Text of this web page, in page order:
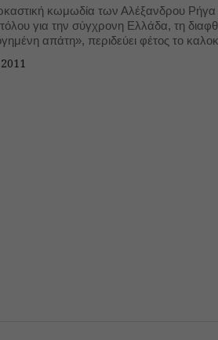
κωμωδία των Αλέξανδρου
για την σύγχρονη Ελλάδα, τη
απάτη», περιδεύει φέτος το
Θέατρο στη Νίκαια, στις 13